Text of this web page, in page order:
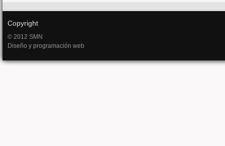
Copyright
© 2012 SMN
Diseño y programación web